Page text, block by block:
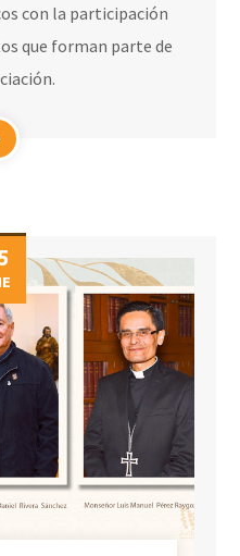
con la participación
que forman parte de